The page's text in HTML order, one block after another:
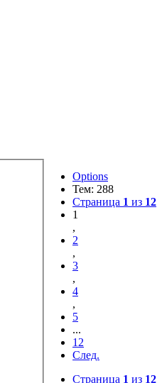
Options
Тем: 288
Страница 1 из 12
1
,
2
,
3
,
4
,
5
...
12
След.
Страница 1 из 12